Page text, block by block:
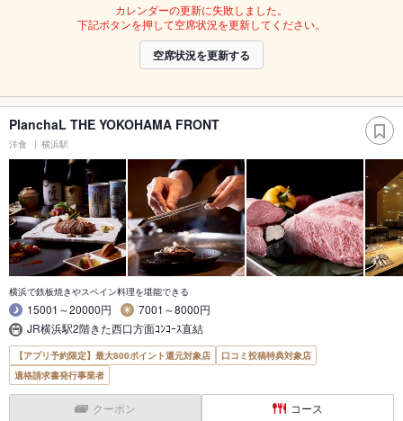
カレンダーの更新に失敗しました。
下記ボタンを押して空席状況を更新してください。
空席状況を更新する
PlanchaL THE YOKOHAMA FRONT
洋食 横浜駅
横浜で鉄板焼きやスペイン料理を堪能できる
15001～20000円
7001～8000円
JR横浜駅2階きた西口方面ｺﾝｺｰｽ直結
【アプリ予約限定】最大800ポイント還元対象店
口コミ投稿特典対象店
適格請求書発行事業者
クーポン コース